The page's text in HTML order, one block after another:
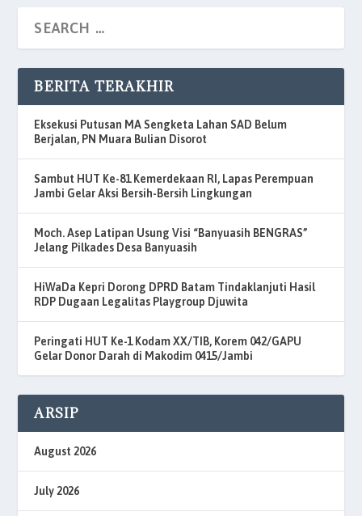
BERITA TERAKHIR
Eksekusi Putusan MA Sengketa Lahan SAD Belum
Berjalan, PN Muara Bulian Disorot
Sambut HUT Ke-81 Kemerdekaan RI, Lapas Perempuan
Jambi Gelar Aksi Bersih-Bersih Lingkungan
Moch. Asep Latipan Usung Visi “Banyuasih BENGRAS”
Jelang Pilkades Desa Banyuasih
HiWaDa Kepri Dorong DPRD Batam Tindaklanjuti Hasil
RDP Dugaan Legalitas Playgroup Djuwita
Peringati HUT Ke-1 Kodam XX/TIB, Korem 042/GAPU
Gelar Donor Darah di Makodim 0415/Jambi
ARSIP
August 2026
July 2026